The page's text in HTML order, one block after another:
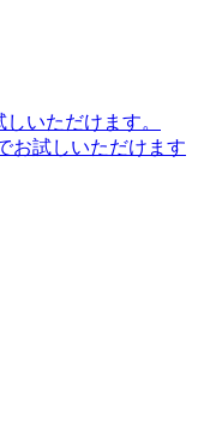
いただけます。
お試しいただけます